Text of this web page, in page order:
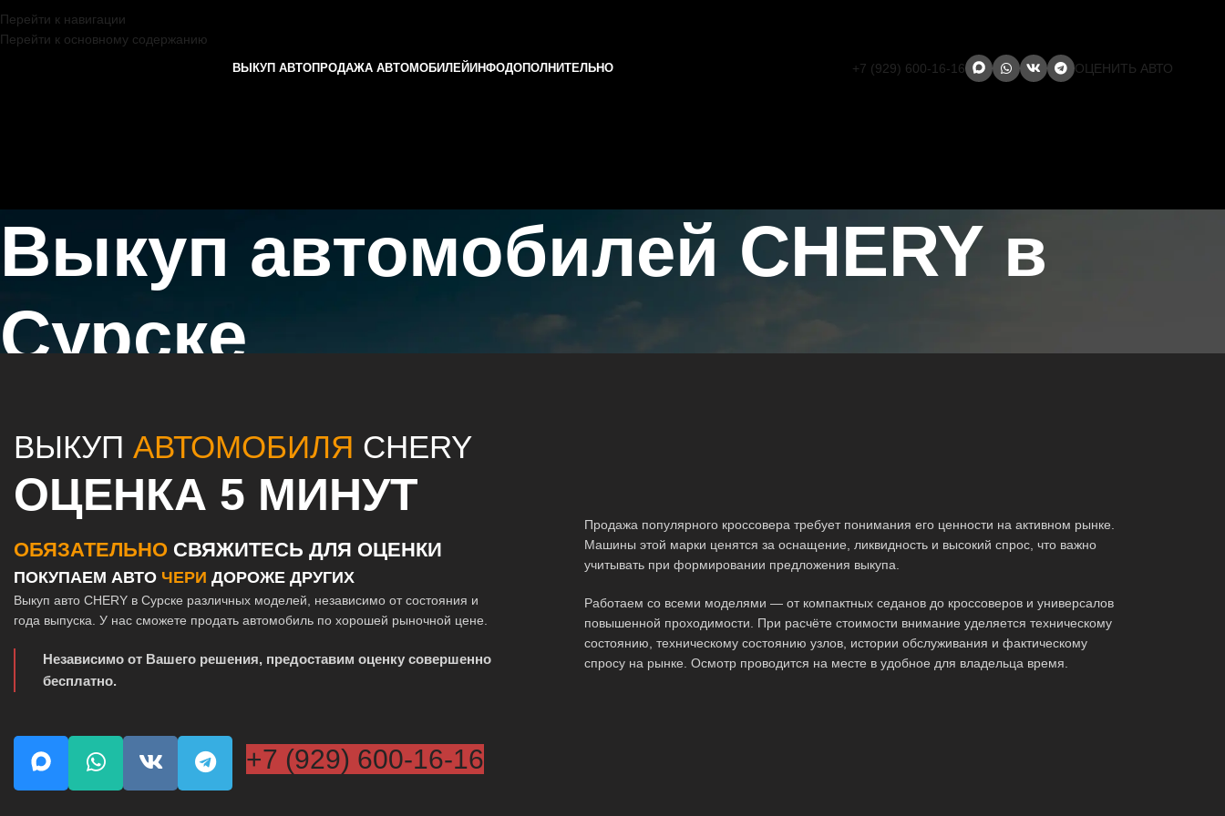
Перейти к навигации
Перейти к основному содержанию
ВЫКУП АВТОПРОДАЖА АВТОМОБИЛЕЙ ИНФОДОПОЛНИТЕЛЬНО +7 (929) 600-16-16 ОЦЕНИТЬ АВТО
Выкуп автомобилей CHERY в
Сурске
ВЫКУП АВТОМОБИЛЯ CHERY
ОЦЕНКА 5 МИНУТ
ОБЯЗАТЕЛЬНО СВЯЖИТЕСЬ ДЛЯ ОЦЕНКИ
ПОКУПАЕМ АВТО ЧЕРИ ДОРОЖЕ ДРУГИХ
Выкуп авто CHERY в Сурске различных моделей, независимо от состояния и
года выпуска. У нас сможете продать автомобиль по хорошей рыночной цене.
Независимо от Вашего решения, предоставим оценку совершенно
бесплатно.
+7 (929) 600-16-16
Продажа популярного кроссовера требует понимания его ценности на активном рынке.
Машины этой марки ценятся за оснащение, ликвидность и высокий спрос, что важно
учитывать при формировании предложения выкупа.
Работаем со всеми моделями — от компактных седанов до кроссоверов и универсалов
повышенной проходимости. При расчёте стоимости внимание уделяется техническому
состоянию, техническому состоянию узлов, истории обслуживания и фактическому
спросу на рынке. Осмотр проводится на месте в удобное для владельца время.